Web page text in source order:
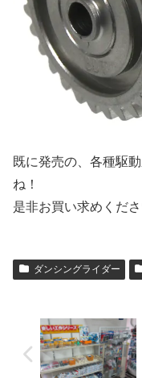
既に発売の、各種駆
ね！
是非お買い求めくださ
ダンシングライダー